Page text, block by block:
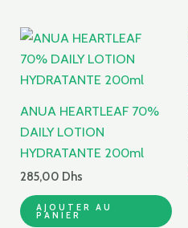
ANUA HEARTLEAF 70%
DAILY LOTION
HYDRATANTE 200ml
285,00 Dhs
AJOUTER AU
PANIER